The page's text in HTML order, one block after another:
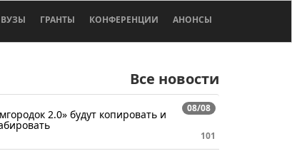
ВУЗЫ ГРАНТЫ КОНФЕРЕНЦИИ АНОНСЫ
Все новости
08/08
2.0» будут копировать и
101